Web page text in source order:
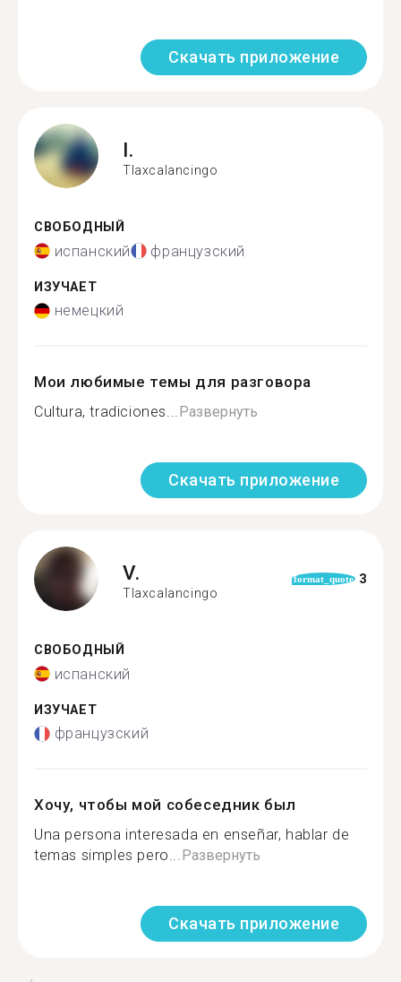
Скачать приложение
I.
Tlaxcalancingo
СВОБОДНЫЙ
испанский французский
ИЗУЧАЕТ
немецкий
Мои любимые темы для разговора
Cultura, tradiciones...Развернуть
Скачать приложение
V.
Tlaxcalancingo
format_quote 3
СВОБОДНЫЙ
испанский
ИЗУЧАЕТ
французский
Хочу, чтобы мой собеседник был
Una persona interesada en enseñar, hablar de
temas simples pero...Развернуть
Скачать приложение